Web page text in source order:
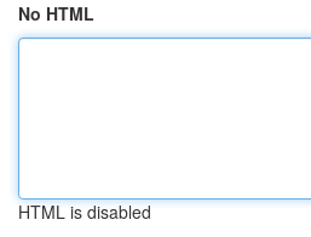
No HTML
HTML is disabled